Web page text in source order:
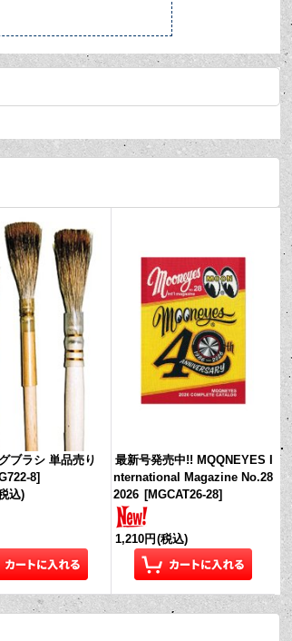
ブラシ 単品売り
8]
込)
最新号発売中!! MQQNEYES I
nternational Magazine No.28
2026 [MGCAT26-28]
1,210円 (税込)